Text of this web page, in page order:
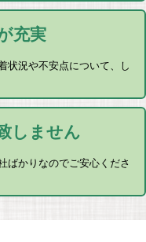
充実
状況や不安点について、し
しません
ばかりなのでご安心くださ